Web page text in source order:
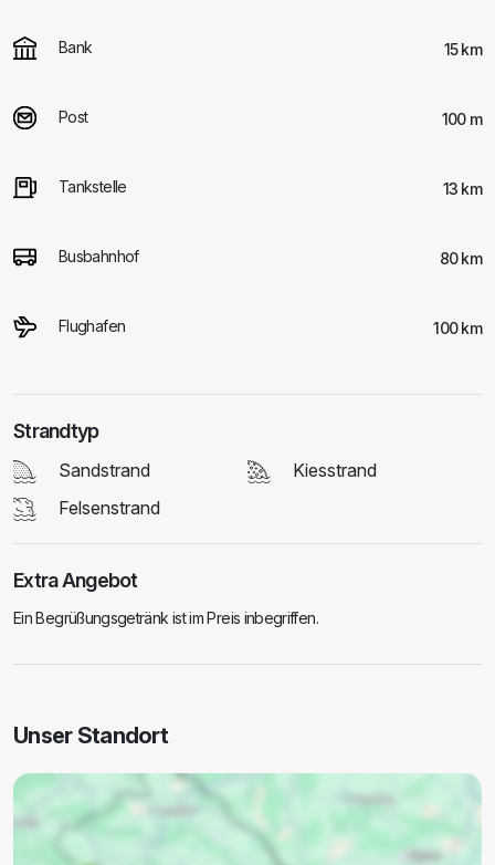
Bank 15 km
Post 100 m
Tankstelle 13 km
Busbahnhof 80 km
Flughafen 100 km
Strandtyp
Sandstrand
Kiesstrand
Felsenstrand
Extra Angebot
Ein Begrüßungsgetränk ist im Preis inbegriffen.
Unser Standort